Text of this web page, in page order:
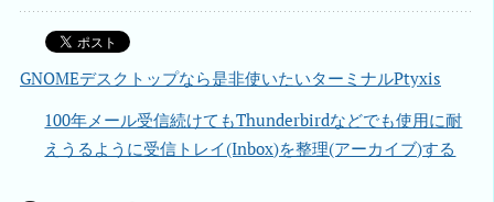
GNOMEデスクトップなら是非使いたいターミナルPtyxis
100年メール受信続けてもThunderbirdなどでも使用に耐
えうるように受信トレイ(Inbox)を整理(アーカイブ)する